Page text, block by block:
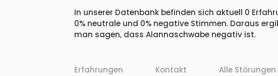
In unserer Datenbank befinden sich aktuell 0
0% neutrale und 0% negative Stimmen. Daraus
man sagen, dass Alannaschwabe negativ ist.
Erfahrungen Kontakt Alle Störungen